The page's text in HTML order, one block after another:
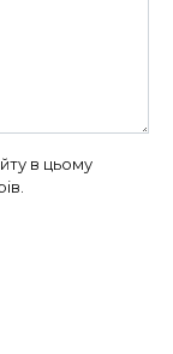
в цьому